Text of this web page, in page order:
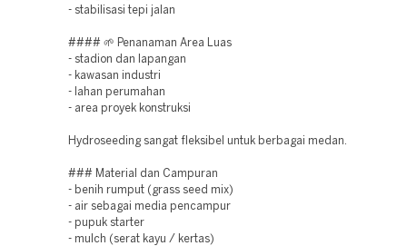
- stabilisasi tepi jalan
#### 🌱 Penanaman Area Luas
- stadion dan lapangan
- kawasan industri
- lahan perumahan
- area proyek konstruksi
Hydroseeding sangat fleksibel untuk berbagai medan.
### Material dan Campuran
- benih rumput (grass seed mix)
- air sebagai media pencampur
- pupuk starter
- mulch (serat kayu / kertas)